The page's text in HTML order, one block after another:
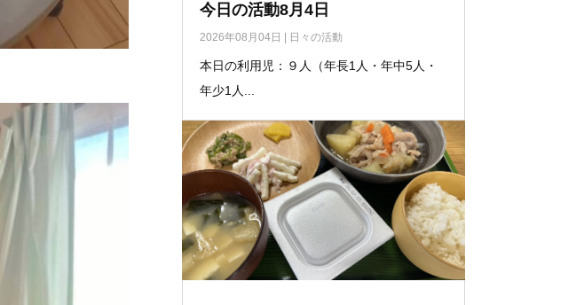
今日の活動8月4日
2026年08月04日 日々の活動
本日の利用児：９人（年長1人・年中5人・
年少1人...